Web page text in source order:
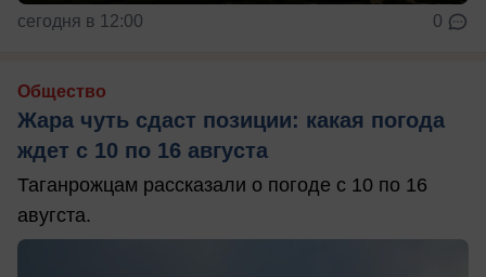
сегодня в 12:00 0
Общество
Жара чуть сдаст позиции: какая погода
ждет с 10 по 16 августа
Таганрожцам рассказали о погоде с 10 по 16
авугста.